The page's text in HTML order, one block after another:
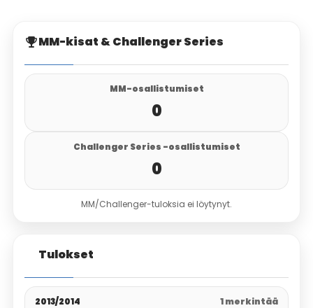
MM-kisat & Challenger Series
MM-osallistumiset
0
Challenger Series -osallistumiset
0
MM/Challenger-tuloksia ei löytynyt.
Tulokset
2013/2014 1 merkintää